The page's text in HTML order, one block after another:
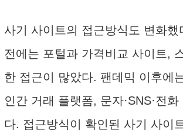
사기 사이트의 접근방식도 변화했
전에는 포털과 가격비교 사이트,
한 접근이 많았다. 팬데믹 이후에
인간 거래 플랫폼, 문자·SNS·전
다. 접근방식이 확인된 사기 사이